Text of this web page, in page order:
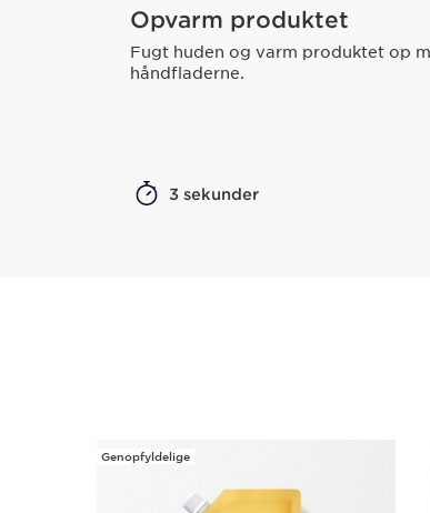
Opvarm produktet
Fugt huden og varm produktet op
håndfladerne.
3 sekunder
HOP TIL INDHOLD
Genopfyldelige